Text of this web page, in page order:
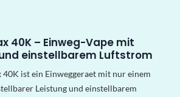
40K – Einweg-Vape mit
einstellbarem Luftstrom
40K ist ein Einweggeraet mit nur einem
Leistung und einstellbarem